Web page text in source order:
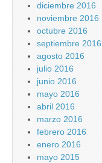
diciembre 2016
noviembre 2016
octubre 2016
septiembre 2016
agosto 2016
julio 2016
junio 2016
mayo 2016
abril 2016
marzo 2016
febrero 2016
enero 2016
mayo 2015